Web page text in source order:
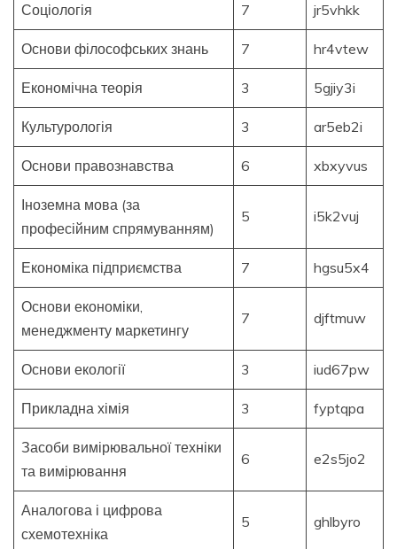
Соціологія 7 jr5vhkk
Основи філософських знань 7 hr4vtew
Економічна теорія 3 5gjiy3i
Культурологія 3 ar5eb2i
Основи правознавства 6 xbxyvus
Іноземна мова (за
професійним спрямуванням)
5 i5k2vuj
Економіка підприємства 7 hgsu5x4
Основи економіки,
менеджменту маркетингу
7 djftmuw
Основи екології 3 iud67pw
Прикладна хімія 3 fyptqpa
Засоби вимірювальної техніки
та вимірювання
6 e2s5jo2
Аналогова і цифрова
схемотехніка
5 ghlbyro